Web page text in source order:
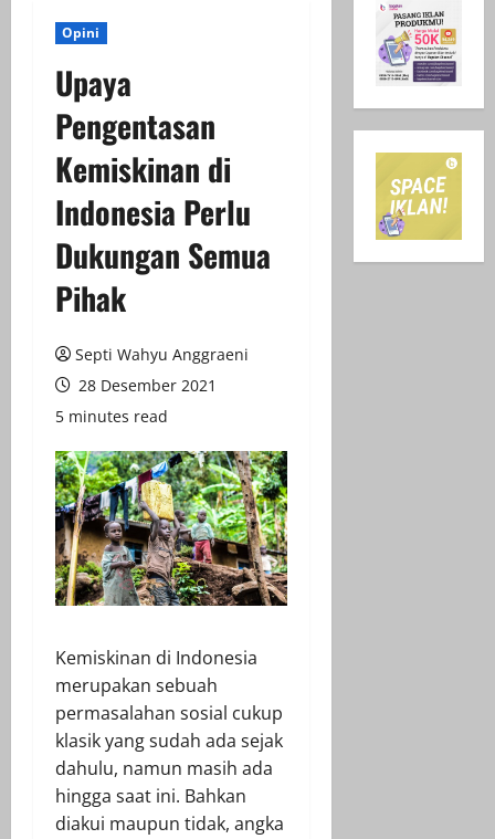
Opini
Upaya
Pengentasan
Kemiskinan di
Indonesia Perlu
Dukungan Semua
Pihak
Septi Wahyu Anggraeni
28 Desember 2021
5 minutes read
Kemiskinan di Indonesia
merupakan sebuah
permasalahan sosial cukup
klasik yang sudah ada sejak
dahulu, namun masih ada
hingga saat ini. Bahkan
diakui maupun tidak, angka